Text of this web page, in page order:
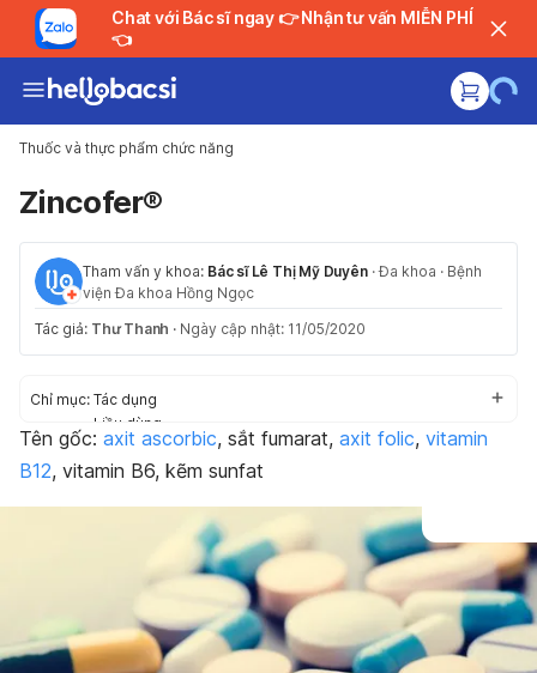
Chat với Bác sĩ ngay 👉 Nhận tư vấn MIỄN PHÍ
👈
Thuốc và thực phẩm chức năng
Zincofer®
Tham vấn y khoa: Bác sĩ Lê Thị Mỹ Duyên ·Đa khoa · Bệnh
viện Đa khoa Hồng Ngọc
Tác giả: Thư Thanh · Ngày cập nhật: 11/05/2020
Chỉ mục: Tác dụng
Liều dùng
Cách dùng
Tác dụng phụ
Bảo quản thuốc
Dạng bào chế
Tên gốc: axit ascorbic, sắt fumarat, axit folic, vitamin
B12, vitamin B6, kẽm sunfat